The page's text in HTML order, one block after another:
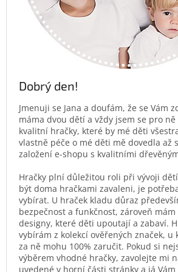
Dobrý den!
Jmenuji se Jana a doufám, že se Vám
máma dvou dětí a vždy jsem se pro
kvalitní hračky, které by mé děti
vlastně péče o mé děti mě dovedla až
založení e-shopu s kvalitními
Hračky plní důležitou roli při vývoji
být doma hračkami zavaleni, je
vybírat. U hraček kladu důraz
bezpečnost a funkčnost, zároveň
designy, které děti upoutají a zabaví.
vybírám z kolekcí ověřených značek, u
za ně mohu 100% zaručit. Pokud si
výběrem vhodné hračky, zavolejte mi
uvedené v horní části stránky a já